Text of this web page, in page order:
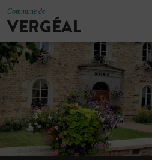
Commune de
VERGÉAL